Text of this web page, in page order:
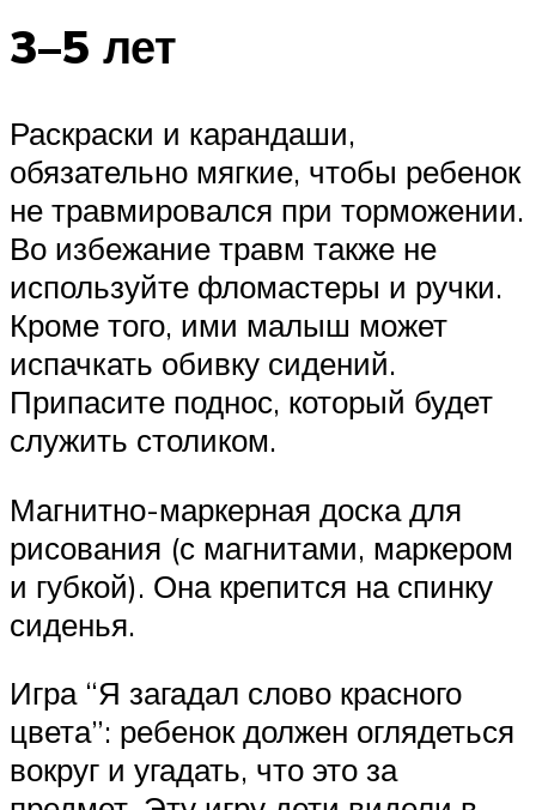
3–5 лет
Раскраски и карандаши,
обязательно мягкие, чтобы ребенок
не травмировался при торможении.
Во избежание травм также не
используйте фломастеры и ручки.
Кроме того, ими малыш может
испачкать обивку сидений.
Припасите поднос, который будет
служить столиком.
Магнитно-маркерная доска для
рисования (с магнитами, маркером
и губкой). Она крепится на спинку
сиденья.
Игра “Я загадал слово красного
цвета”: ребенок должен оглядеться
вокруг и угадать, что это за